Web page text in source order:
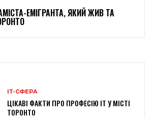
ЕМІГРАНТА, ЯКИЙ ЖИВ ТА
ІТ-СФЕРА
ЦІКАВІ ФАКТИ ПРО ПРОФЕСІЮ ІТ У МІСТІ
ТОРОНТО